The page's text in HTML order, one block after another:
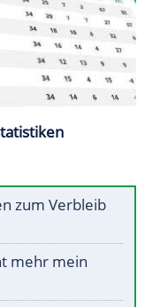
zum Verbleib
mehr mein